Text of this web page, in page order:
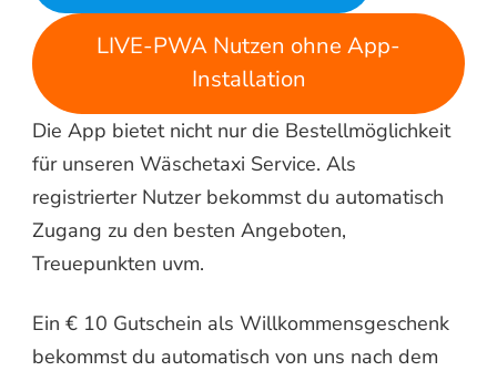
LIVE-PWA Nutzen ohne App-
Installation
Die App bietet nicht nur die Bestellmöglichkeit
für unseren Wäschetaxi Service. Als
registrierter Nutzer bekommst du automatisch
Zugang zu den besten Angeboten,
Treuepunkten uvm.
Ein € 10 Gutschein als Willkommensgeschenk
bekommst du automatisch von uns nach dem